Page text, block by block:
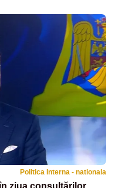
Politica Interna - nationala